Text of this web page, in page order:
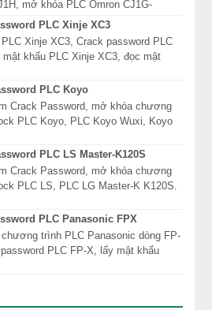
mở khóa PLC Omron CJ1G-
Read password PLC Omron
giải mã mật...
PLC Xinje XC3
Xinje XC3, Crack password PLC
khẩu PLC Xinje XC3, đọc mật
PLC Xi...PLC Koyo
Crack Password, mở khóa chương
PLC Koyo, PLC Koyo Wuxi, Koyo
PLC LS Master-K120S
Crack Password, mở khóa chương
PLC LS, PLC LG Master-K K120S.
PLC Panasonic FPX
trình PLC Panasonic dòng FP-
PLC FP-X, lấy mật khẩu